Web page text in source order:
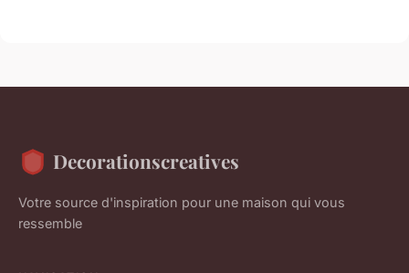
Decorationscreatives
Votre source d'inspiration pour une maison qui vous
ressemble